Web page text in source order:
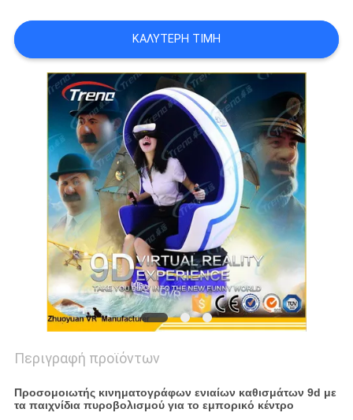
SITEMAP
PRIVACY
POLICY
ΚΑΛΎΤΕΡΗ ΤΙΜΉ
Περιγραφή προϊόντων
Προσομοιωτής κινηματογράφων ενιαίων καθισμάτων 9d με
τα παιχνίδια πυροβολισμού για το εμπορικό κέντρο